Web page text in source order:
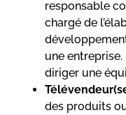
responsable
chargé de
une
diriger une
des produits